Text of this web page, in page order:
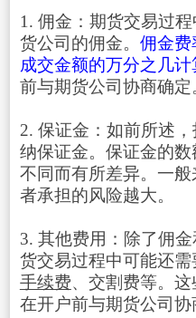
1. 佣金：期货交易过
货公司的佣金。 佣金费
成交金额的万分之几计
前与期货公司协商确定
2. 保证金：如前所述
纳保证金。保证金的
不同而有所差异。一
者承担的风险越大。
3. 其他费用：除了佣
货交易过程中可能还
手续费、交割费等。
在开户前与期货公司协